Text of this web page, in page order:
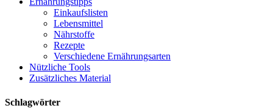
Einkaufslisten
Lebensmittel
Nährstoffe
Rezepte
Verschiedene Ernährungsarten
Nützliche Tools
Zusätzliches Material
Schlagwörter